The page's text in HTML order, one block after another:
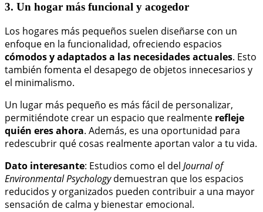
3. Un hogar más funcional y acogedor
Los hogares más pequeños suelen diseñarse con un
enfoque en la funcionalidad, ofreciendo espacios
cómodos y adaptados a las necesidades actuales. Esto
también fomenta el desapego de objetos innecesarios y
el minimalismo.
Un lugar más pequeño es más fácil de personalizar,
permitiéndote crear un espacio que realmente refleje
quién eres ahora. Además, es una oportunidad para
redescubrir qué cosas realmente aportan valor a tu vida.
Dato interesante: Estudios como el del Journal of
Environmental Psychologydemuestran que los espacios
reducidos y organizados pueden contribuir a una mayor
sensación de calma y bienestar emocional.